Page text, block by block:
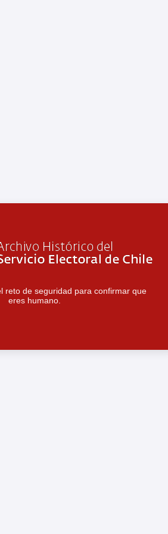
reto de seguridad para confirmar que
eres humano.